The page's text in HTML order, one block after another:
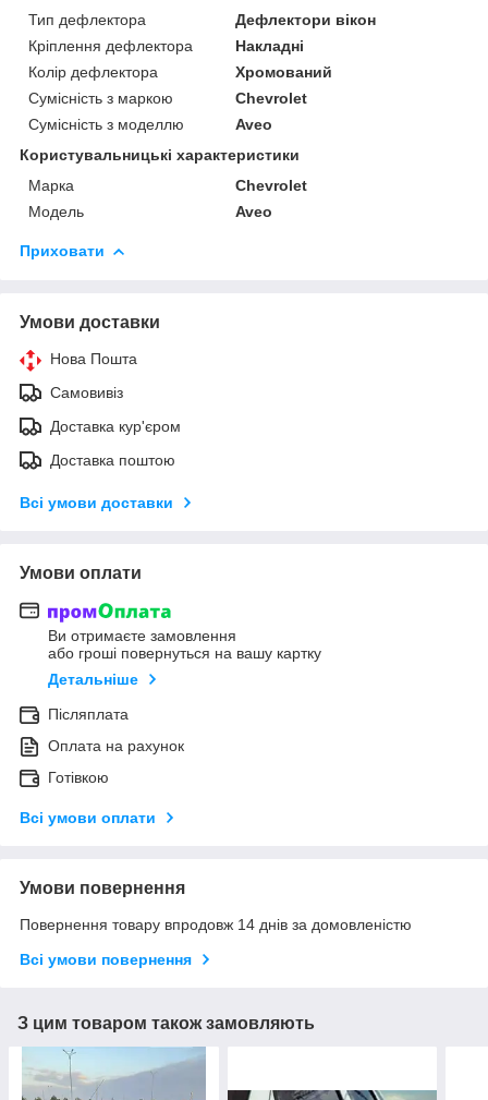
Тип дефлектора
Дефлектори вікон
Кріплення дефлектора
Накладні
Колір дефлектора
Хромований
Сумісність з маркою
Chevrolet
Сумісність з моделлю
Aveo
Користувальницькі характеристики
Марка
Chevrolet
Модель
Aveo
Приховати
Умови доставки
Нова Пошта
Самовивіз
Доставка кур'єром
Доставка поштою
Всі умови доставки
Умови оплати
Ви отримаєте замовлення
або гроші повернуться на вашу картку
Детальніше
Післяплата
Оплата на рахунок
Готівкою
Всі умови оплати
Умови повернення
Повернення товару впродовж 14 днів за домовленістю
Всі умови повернення
З цим товаром також замовляють